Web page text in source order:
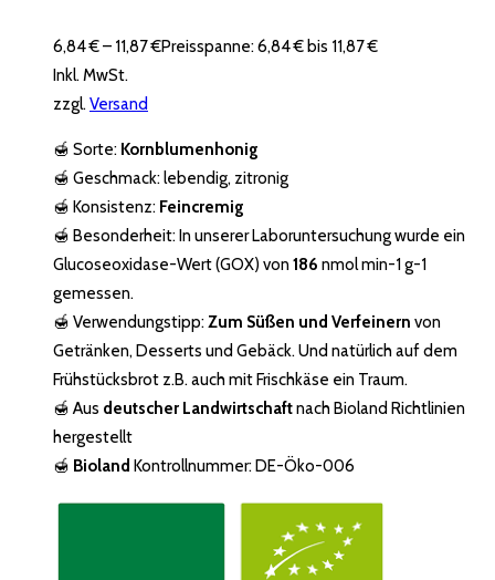
6,84€– 11,87€Preisspanne: 6,84 € bis 11,87 €
Inkl. MwSt.
zzgl.Versand
🍯 Sorte: Kornblumenhonig
🍯 Geschmack: lebendig, zitronig
🍯 Konsistenz: Feincremig
🍯 Besonderheit: In unserer Laboruntersuchung wurde ein
Glucoseoxidase-Wert (GOX) von186 nmol min-1 g-1
gemessen.
🍯 Verwendungstipp:Zum Süßen und Verfeinern von
Getränken, Desserts und Gebäck. Und natürlich auf dem
Frühstücksbrot z.B. auch mit Frischkäse ein Traum.
🍯 Aus deutscher Landwirtschaftnach Bioland Richtlinien
hergestellt
🍯 Bioland Kontrollnummer: DE-Öko-006